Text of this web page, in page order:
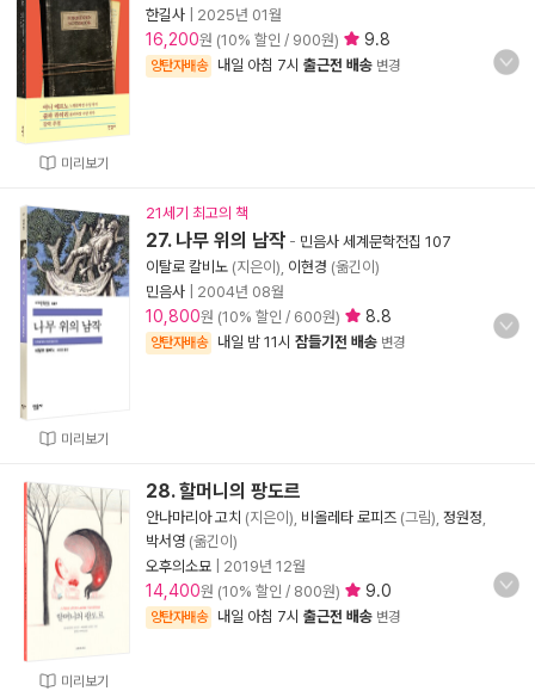
미리보기
한길사
2025년 01월
16,200원 (10% 할인 / 900원) 9.8
양탄자배송 내일 아침 7시 출근전 배송 변경
미리보기
21세기 최고의 책
27. 나무 위의 남작 - 민음사 세계문학전집 107
이탈로 칼비노 (지은이), 이현경 (옮긴이)
민음사
2004년 08월
10,800원 (10% 할인 / 600원) 8.8
양탄자배송 내일 밤 11시 잠들기전 배송 변경
미리보기
28. 할머니의 팡도르
안나마리아 고치 (지은이), 비올레타 로피즈 (그림), 정원정
박서영 (옮긴이)
오후의소묘
2019년 12월
14,400원 (10% 할인 / 800원) 9.0
양탄자배송 내일 아침 7시 출근전 배송 변경